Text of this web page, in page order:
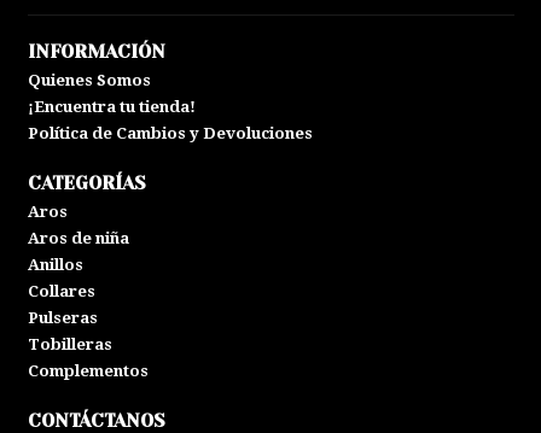
INFORMACIÓN
Quienes Somos
¡Encuentra tu tienda!
Política de Cambios y Devoluciones
CATEGORÍAS
Aros
Aros de niña
Anillos
Collares
Pulseras
Tobilleras
Complementos
CONTÁCTANOS